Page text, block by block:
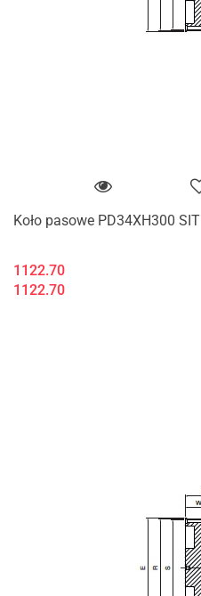
Koło pasowe PD34XH300 SIT
1122.70
1122.70